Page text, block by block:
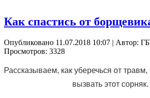
Как спастись от
Опубликовано 11.07.2018 10:07 | Автор:
Просмотров: 3328
Рассказываем, как уберечься от
вызвать этот сорняк.